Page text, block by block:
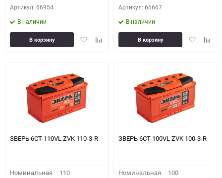
Артикул: 66954
В наличии
ДобавитьДобавить
В корзину
Артикул: 66667
В наличии
Добавить
В корзину
ЗВЕРЬ 6СТ-110VL ZVK 110-3-R
Номинальная
110
ЗВЕРЬ 6СТ-100VL ZVK 100-3-R
Номинальная
100